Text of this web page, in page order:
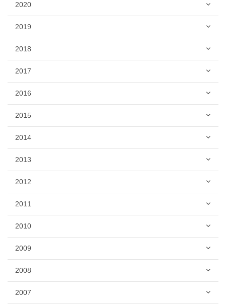
2020
2019
2018
2017
2016
2015
2014
2013
2012
2011
2010
2009
2008
2007